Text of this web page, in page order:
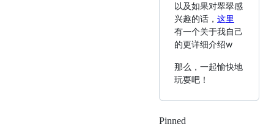
以及如果对翠翠感
兴趣的话， 这里
有一个关于我自己
的更详细介绍w
那么，一起愉快地
玩耍吧！
Pinned